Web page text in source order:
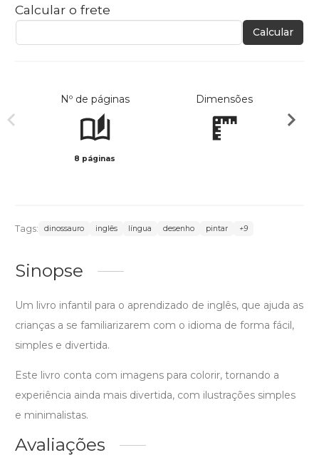
Calcular o frete
Calcular
Nº de páginas
8 páginas
Dimensões
Tags: dinossauro inglês língua desenho pintar +9
Sinopse
Um livro infantil para o aprendizado de inglês, que ajuda as
crianças a se familiarizarem com o idioma de forma fácil,
simples e divertida.
Este livro conta com imagens para colorir, tornando a
experiência ainda mais divertida, com ilustrações simples
e minimalistas.
Avaliações